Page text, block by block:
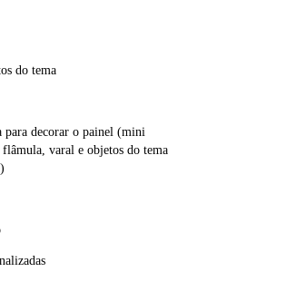
do tema
para decorar o painel (mini
varal e objetos do tema